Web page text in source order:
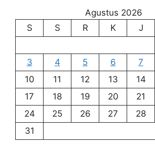
Agustus 2026
S
S R K J
3
4 5 6 7
10
11 12 13 14
17
18 19 20 21
24
25 26 27 28
31